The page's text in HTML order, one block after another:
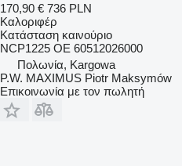
170,90 € 736 PLN
Καλοριφέρ
Κατάσταση καινούριο
NCP1225 OE 60512026000
Πολωνία, Kargowa
P.W. MAXIMUS Piotr Maksymów
Επικοινωνία με τον πωλητή